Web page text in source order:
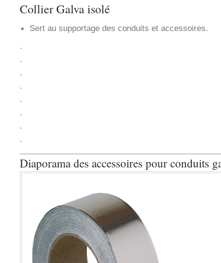
Collier Galva isolé
Sert au supportage des conduits et accessoires.
.
.
.
.
.
.
.
.
Diaporama des accessoires pour conduits